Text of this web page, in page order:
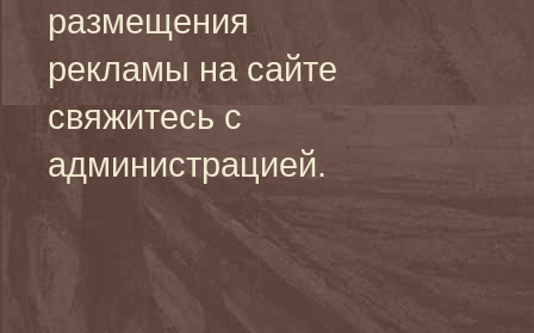
размещения
рекламы на сайте
свяжитесь с
администрацией.